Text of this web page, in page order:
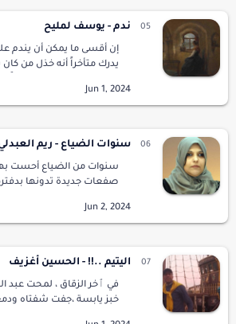
ندم - يوسف لمليح
إن أقسى ما يمكن أن يندم
يدرك متأخراً أنه خذل من
أضعتها لتجد أخرى بعد حين
مشاه…
سنوات الضياع - ريم
سنوات من الضياع أحست بها
صفعات جديدة تدونها
حولها كأنهم على وضع
من ه…
اليتيم ..!! - الحسين أغزيف
في ٱخر الزقاق ، لمحت عبد
خبز يابسة ،جفت شفتاه